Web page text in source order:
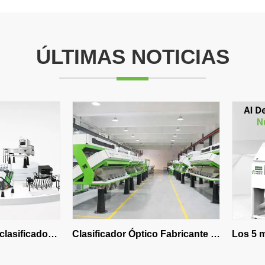
ÚLTIMAS NOTICIAS
Clasificador Óptico Fabricante
Los 5 mejores